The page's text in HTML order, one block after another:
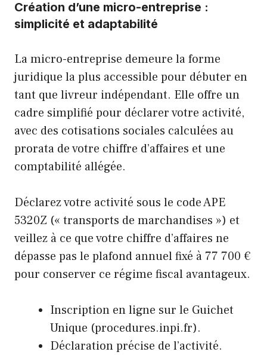
Création d’une micro-entreprise :
simplicité et adaptabilité
La micro-entreprise demeure la forme
juridique la plus accessible pour débuter en
tant que livreur indépendant. Elle offre un
cadre simplifié pour déclarer votre activité,
avec des cotisations sociales calculées au
prorata de votre chiffre d’affaires et une
comptabilité allégée.
Déclarez votre activité sous le code APE
5320Z (« transports de marchandises ») et
veillez à ce que votre chiffre d’affaires ne
dépasse pas le plafond annuel fixé à 77 700 €
pour conserver ce régime fiscal avantageux.
Inscription en ligne sur le Guichet
Unique (procedures.inpi.fr).
Déclaration précise de l’activité.